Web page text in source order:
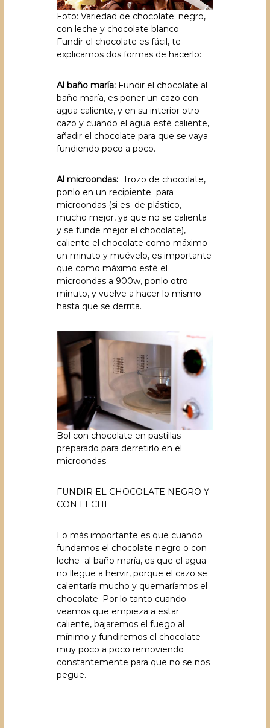
Foto: Variedad de chocolate: negro,
con leche y chocolate blanco
Fundir el chocolate es fácil, te
explicamos dos formas de hacerlo:
Al baño maría: Fundir el chocolate al
baño maría, es poner un cazo con
agua caliente, y en su interior otro
cazo y cuando el agua esté caliente,
añadir el chocolate para que se vaya
fundiendo poco a poco.
Al microondas: Trozo de chocolate,
ponlo en un recipiente para
microondas (si es de plástico,
mucho mejor, ya que no se calienta
y se funde mejor el chocolate),
caliente el chocolate como máximo
un minuto y muévelo, es importante
que como máximo esté el
microondas a 900w, ponlo otro
minuto, y vuelve a hacer lo mismo
hasta que se derrita.
Bol con chocolate en pastillas
preparado para derretirlo en el
microondas
FUNDIR EL CHOCOLATE NEGRO Y
CON LECHE
Lo más importante es que cuando
fundamos el chocolate negro o con
leche al baño maría, es que el agua
no llegue a hervir, porque el cazo se
calentaría mucho y quemaríamos el
chocolate. Por lo tanto cuando
veamos que empieza a estar
caliente, bajaremos el fuego al
mínimo y fundiremos el chocolate
muy poco a poco removiendo
constantemente para que no se nos
pegue.